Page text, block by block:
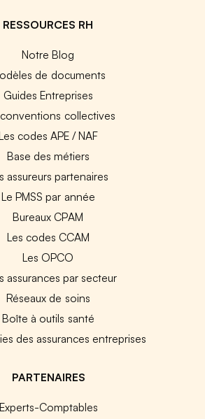
RESSOURCES RH
Notre Blog
de documents
Guides Entreprises
collectives
codes APE / NAF
Base des métiers
assureurs partenaires
Le PMSS par année
Bureaux CPAM
Les codes CCAM
Les OPCO
assurances par secteur
Réseaux de soins
Boîte à outils santé
des assurances entreprises
PARTENAIRES
Experts-Comptables